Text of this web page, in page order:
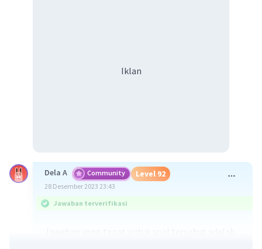
Iklan
Dela A Community Level 92
28 Desember 2023 23:43
Jawaban terverifikasi